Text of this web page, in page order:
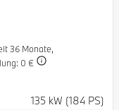
36 Monate,
0 €
135 kW (184 PS)